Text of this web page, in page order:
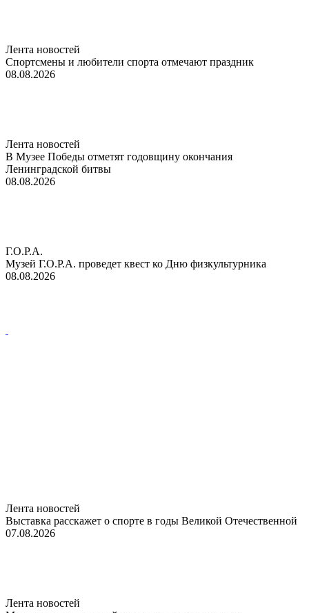
Лента новостей
Спортсмены и любители спорта отмечают праздник
08.08.2026
Лента новостей
В Музее Победы отметят годовщину окончания
Ленинградской битвы
08.08.2026
Г.О.Р.А.
Музей Г.О.Р.А. проведет квест ко Дню физкультурника
08.08.2026
Лента новостей
Выставка расскажет о спорте в годы Великой Отечественной
07.08.2026
Лента новостей